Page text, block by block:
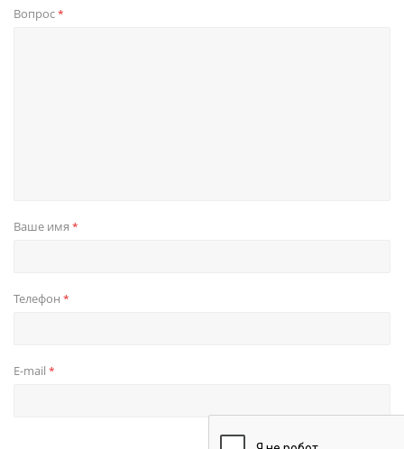
Вопрос*
Ваше имя *
Телефон *
E-mail *